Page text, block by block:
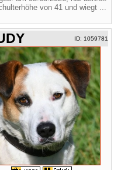
von 41 und wiegt ...
ID: 1059781